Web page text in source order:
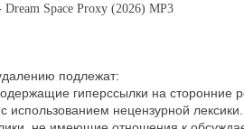
Dream Space Proxy (2026) MP3
подлежат:
гиперссылки на сторонние
использованием нецензурной лексики.